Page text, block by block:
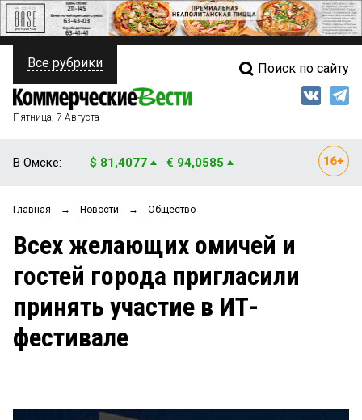
ПОЛИТИКА
ФИНАНСЫ
ОБЩЕСТВО
ЗАКОН
НОВОСТИ КОМПАНИЙ
Свежий выпуск
Рейтинги
Блоги
Архив
Все рубрики Поиск по сайту
Пятница, 7 Августа
В Омске: $ 81,4077 € 94,0585
Главная → Новости → Общество
Всех желающих омичей и
гостей города пригласили
принять участие в ИТ-
фестивале